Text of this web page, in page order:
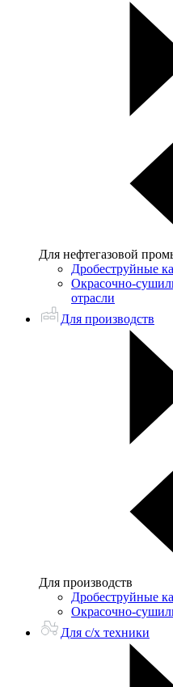
Для нефтегазовой
Дробеструйные
Окрасочно-
отрасли
Для производств
Для производств
Дробеструйные
Окрасочно-
Для с/х техники